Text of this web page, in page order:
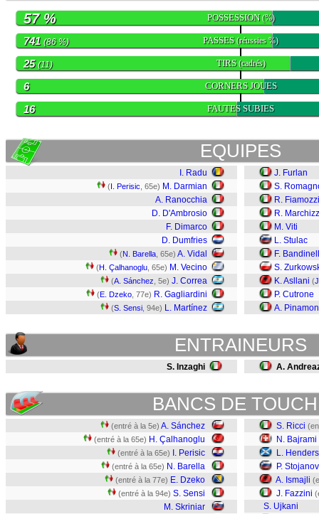
POSSESSION(%)
57 %
PASSES(réussies %)
741 (86 %)
TIRS(cadrés)
25(11)
CORNERS JOUES
6
FAUTES SUBIES
16
EQUIPES
I. Radu
(I. Perisic , 65e) M. Darmian
A. Ranocchia
D. D'Ambrosio
F. Dimarco
D. Dumfries
(N. Barella , 65e) A. Vidal
(H. Çalhanoglu , 65e) M. Vecino
(A. Sánchez , 5e) J. Correa
(E. Dzeko , 77e) R. Gagliardini
(S. Sensi , 94e) L. Martínez
J. Furlan
S.
R. Fiamozzi
R.
M. Viti
L. Stulac
F.
S.
K. Asllani (
P. Cutrone
A.
ENTRAINEURS
S. Inzaghi A.
BANCS DE
(entré à la 5e) A. Sánchez
(entré à la 65e) H. Çalhanoglu
(entré à la 65e) I. Perisic
(entré à la 65e) N. Barella
(entré à la 77e) E. Dzeko
(entré à la 94e) S. Sensi
M. Skriniar
S. Ricci
N. Bajrami
L.
P.
A. Ismajli
J. Fazzini
S. Ujkani